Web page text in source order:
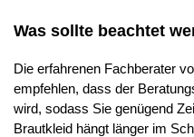
Was sollte beachtet
Die erfahrenen Fachberater
empfehlen, dass der
wird, sodass Sie genügend
Brautkleid hängt länger im